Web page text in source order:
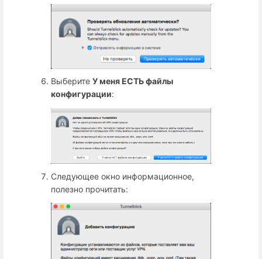
Выберите У меня ЕСТЬ файлы
конфигурации:
Следующее окно информационное,
полезно прочитать: